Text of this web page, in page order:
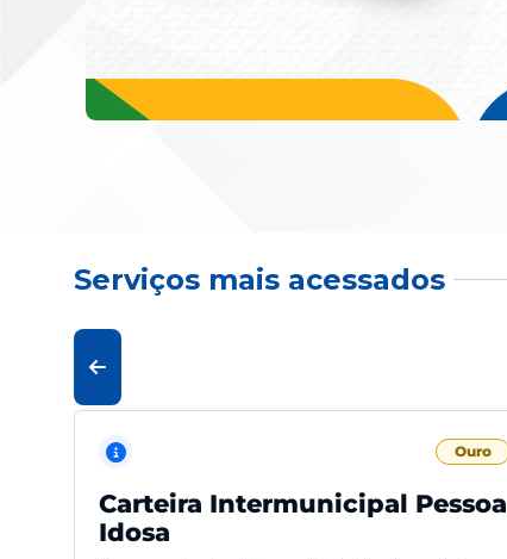
Serviços mais acessados
Ouro
Carteira Intermunicipal Pessoa
Idosa